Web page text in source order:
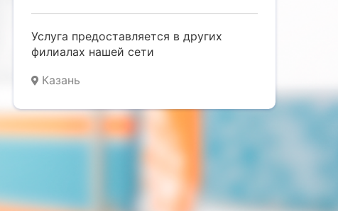
Услуга предоставляется в других
филиалах нашей сети
Казань